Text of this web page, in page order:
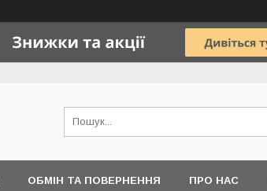
ОБМІН ТА ПОВЕРНЕННЯ ПРО НАС